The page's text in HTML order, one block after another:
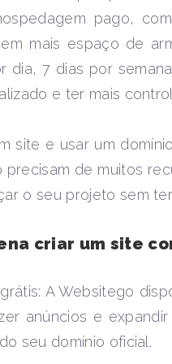
pago,
mais espaço de
dia, 7 dias por
e ter mais
site e usar um
precisam de muitos
o seu projeto sem
criar um site
A Websitego
anúncios e
seu domínio oficial.